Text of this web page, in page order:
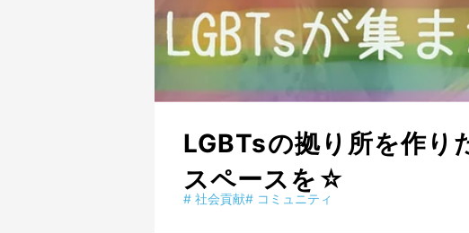
LGBTsの拠り所を作り
スペースを☆
# 社会貢献# コミュニティ